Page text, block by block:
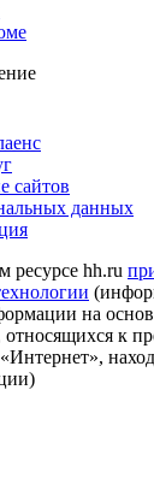
сайтов
данных
hh.ru
на
относящихся к